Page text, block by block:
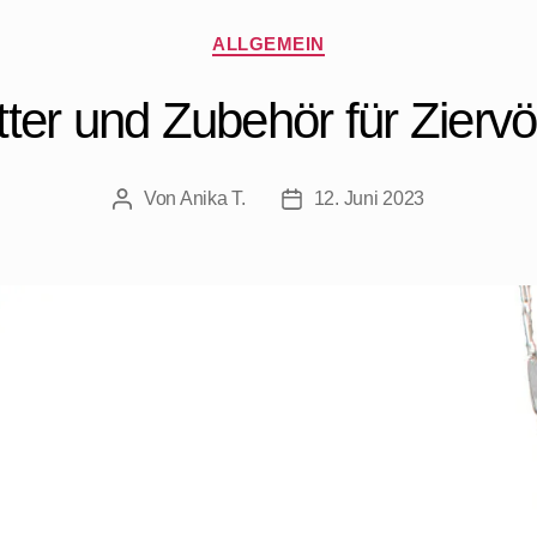
ALLGEMEIN
und Zubehör für
Von Anika T. 12. Juni 2023